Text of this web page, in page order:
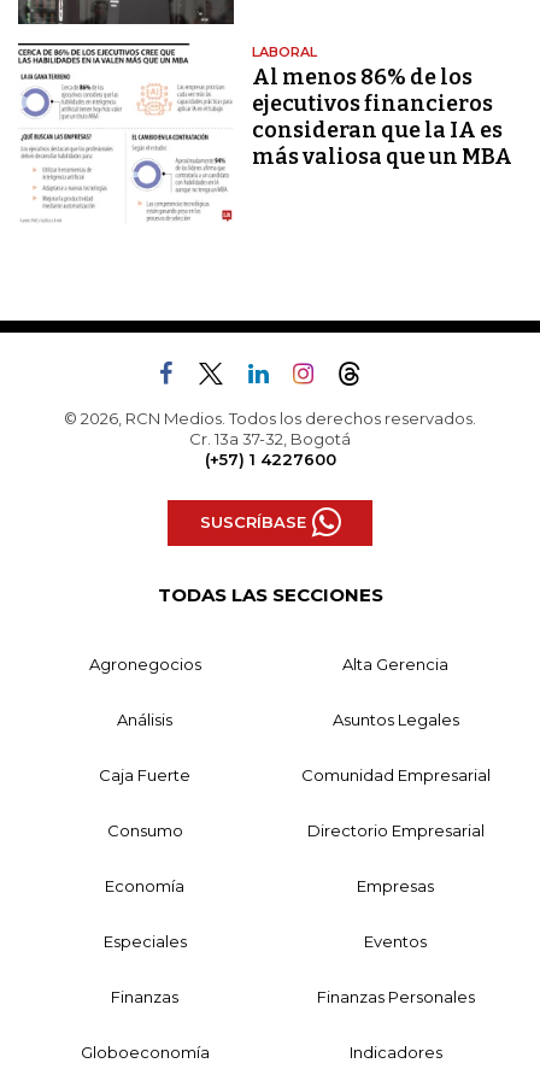
LABORAL
Al menos 86% de los
ejecutivos financieros
consideran que la IA es
más valiosa que un MBA
© 2026, RCN Medios. Todos los derechos reservados.
Cr. 13a 37-32, Bogotá
(+57) 1 4227600
SUSCRÍBASE
TODAS LAS SECCIONES
Agronegocios Alta Gerencia
Análisis Asuntos Legales
Caja Fuerte Comunidad Empresarial
Consumo Directorio Empresarial
Economía Empresas
Especiales Eventos
Finanzas Finanzas Personales
Globoeconomía Indicadores